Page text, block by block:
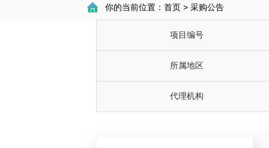
你的当前位置： 首页 > 采购公告
项目编号
所属地区
代理机构